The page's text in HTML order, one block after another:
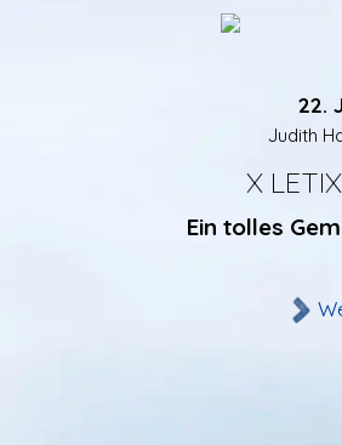
22.
Judith
X
Ein tolles